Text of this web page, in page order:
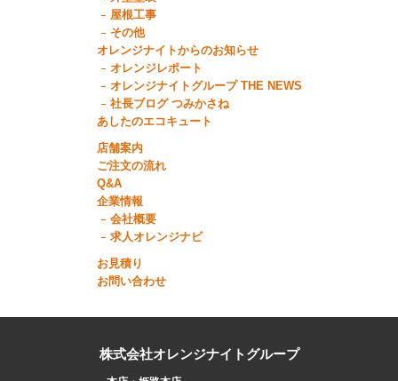
屋根工事
その他
オレンジナイトからのお知らせ
オレンジレポート
オレンジナイトグループ THE NEWS
社長ブログ つみかさね
あしたのエコキュート
店舗案内
ご注文の流れ
Q&A
企業情報
会社概要
求人オレンジナビ
お見積り
お問い合わせ
株式会社オレンジナイトグループ